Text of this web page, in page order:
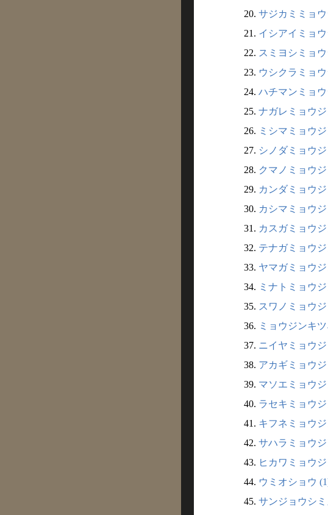
20. サジカミミョ
21. イシアイミョ
22. スミヨシミョ
23. ウシクラミョ
24. ハチマンミョ
25. ナガレミョウジ
26. ミシマミョウ
27. シノダミョウ
28. クマノミョウ
29. カンダミョウ
30. カシマミョウ
31. カスガミョウ
32. テナガミョウ
33. ヤマガミョウ
34. ミナトミョウ
35. スワノミョウ
36. ミョウジンキ
37. ニイヤミョウ
38. アカギミョウ
39. マソエミョウ
40. ラセキミョウ
41. キフネミョウ
42. サハラミョウジ
43. ヒカワミョウ
44. ウミオショウ
45. サンジョウシミ